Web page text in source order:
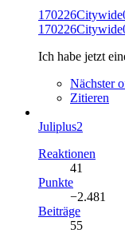
Ich habe jetzt
Nächster
Zitieren
Juliplus2
Reaktionen
41
Punkte
−2.481
Beiträge
55